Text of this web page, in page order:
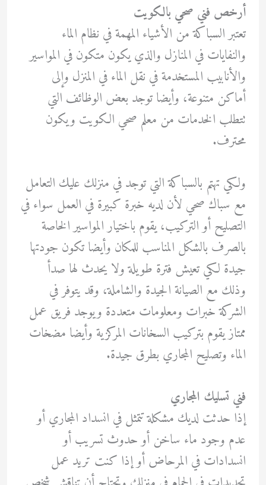
أرخص فني صحي بالكويت
تعتبر السباكة من الأشياء المهمة في نظام الماء
والنفايات في المنازل والذي يكون متكون في المواسير
والأنابيب المستخدمة في نقل الماء في المنزل وإلى
أماكن متنوعة، وأيضا توجد بعض الوظائف التي
تتطلب الخدمات من معلم صحي الكويت ويكون
محترف.
ولكي تهتم بالسباكة التي توجد في منزلك عليك التعامل
مع سباك صحي لأن لديه خبرة كبيرة في العمل سواء في
التصليح أو التركيب، يقوم باختيار المواسير الخاصة
بالصرف بالشكل المناسب للمكان وأيضا تكون جودتها
جيدة لكي تعيش فترة طويلة ولا يحدث لها صدأ
وذلك مع الصيانة الجيدة والشاملة، وقد يتوفر في
الشركة خبرات ومعلومات متعددة ويوجد فريق عمل
ممتاز يقوم بتركيب السخانات المركزية وأيضا مضخات
الماء وتصليح المجاري بطرق جيدة.
فني تسليك المجاري
إذا حدثت لديك مشكلة تتمثل في انسداد المجاري أو
عدم وجود ماء ساخن أو حدوث تسريب أو
انسدادات في المرحاض أو إذا كنت تريد عمل